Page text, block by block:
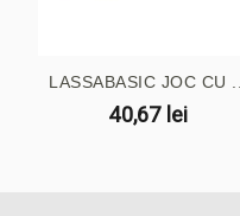
LASSABASIC JOC CU ...
40,67 lei